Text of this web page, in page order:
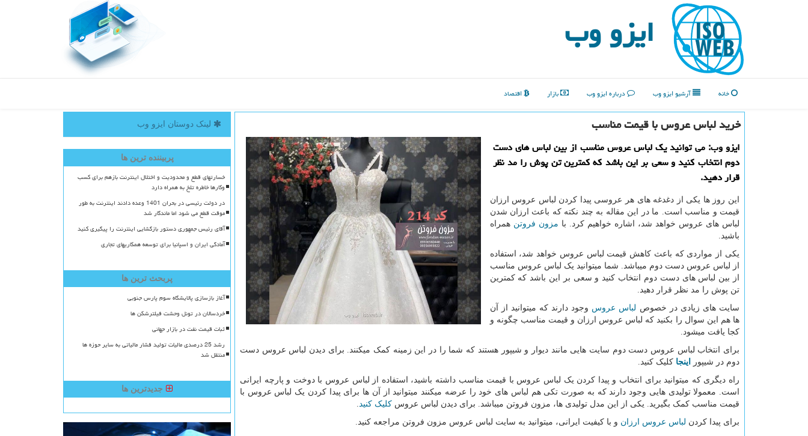
ایزو وب
خانه آرشیو ایزو وب درباره ایزو وب بازار اقتصاد
خرید لباس عروس با قیمت مناسب
ایزو وب: می توانید یك لباس عروس مناسب از بین لباس های دست
دوم انتخاب كنید و سعی بر این باشد كه كمترین تن پوش را مد نظر
قرار دهید.
این روز ها یکی از دغدغه های هر عروسی پیدا کردن لباس عروس ارزان
قیمت و مناسب است. ما در این مقاله به چند نکته که باعث ارزان شدن
لباس های عروس خواهد شد، اشاره خواهیم کرد. با مزون فروتن همراه
باشید.
یکی از مواردی که باعث کاهش قیمت لباس عروس خواهد شد، استفاده
از لباس عروس دست دوم میباشد. شما میتوانید یک لباس عروس مناسب
از بین لباس های دست دوم انتخاب کنید و سعی بر این باشد که کمترین
تن پوش را مد نظر قرار دهید.
سایت های زیادی در خصوص لباس عروس وجود دارند که میتوانید از آن
ها هم این سوال را بکنید که لباس عروس ارزان و قیمت مناسب چگونه و
کجا یافت میشود.
برای انتخاب لباس عروس دست دوم سایت هایی مانند دیوار و شیپور هستند که شما را در این زمینه کمک میکنند. برای دیدن لباس عروس دست
دوم در شیپور
اینجا کلیک کنید.
راه دیگری که میتوانید برای انتخاب و پیدا کردن یک لباس عروس با قیمت مناسب داشته باشید، استفاده از لباس عروس با دوخت و پارچه ایرانی
است. معمولا تولیدی هایی وجود دارند که به صورت تکی هم لباس های خود را عرضه میکنند میتوانید از آن ها برای پیدا کردن یک لباس عروس با
قیمت مناسب کمک بگیرید. یکی از این مدل تولیدی ها، مزون فروتن میباشد. برای دیدن لباس عروس کلیک کنید.
برای پیدا کردن لباس عروس ارزان و با کیفیت ایرانی، میتوانید به سایت لباس عروس مزون فروتن مراجعه کنید.
لینک دوستان ایزو وب
پربیننده ترین ها
خسارتهای قطع و محدودیت و اختلال اینترنت بازهم برای کسب
وکارها خاطره تلخ به همراه دارد
در دولت رئیسی در بحران 1401 وعده دادند اینترنت به طور
موقت قطع می شود اما ماندگار شد
آقای رئیس جمهوری دستور بازگشایی اینترنت را پیگیری کنید
آمادگی ایران و اسپانیا برای توسعه همکاریهای تجاری
پربحث ترین ها
آغاز بازسازی پالایشگاه سوم پارس جنوبی
خردسالان در تونل وحشت فیلترشکن ها
ثبات قیمت نفت در بازار جهانی
رشد 25 درصدی مالیات تولید فشار مالیاتی به سایر حوزه ها
منتقل شد
جدیدترین ها